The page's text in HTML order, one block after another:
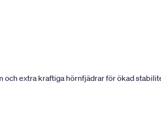
och extra kraftiga hörnfjädrar för ökad